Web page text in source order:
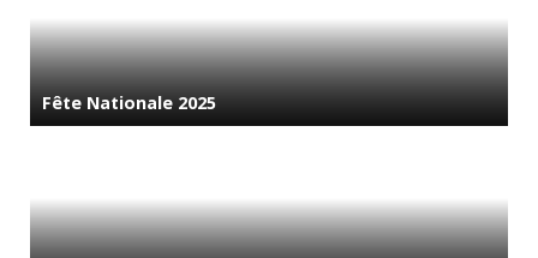
Fête Nationale 2025